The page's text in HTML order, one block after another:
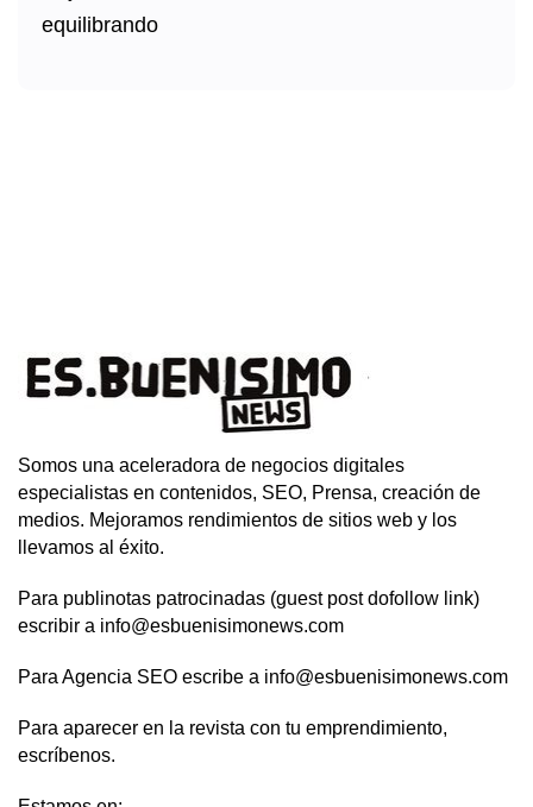
Somos una aceleradora de negocios digitales
especialistas en contenidos, SEO, Prensa, creación de
medios. Mejoramos rendimientos de sitios web y los
llevamos al éxito.
Para publinotas patrocinadas (guest post dofollow link)
escribir a info@esbuenisimonews.com
Para Agencia SEO escribe a info@esbuenisimonews.com
Para aparecer en la revista con tu emprendimiento,
escríbenos.